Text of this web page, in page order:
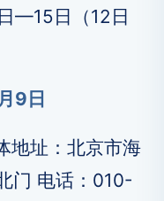
—15日（12日
9日
地址：北京市海
门 电话：010-